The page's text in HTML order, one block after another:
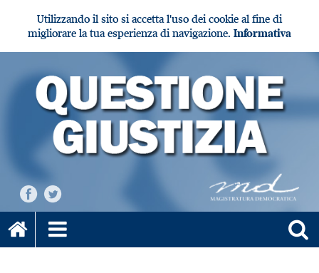
Utilizzando il sito si accetta l'uso dei cookie al fine di
migliorare la tua esperienza di navigazione. Informativa